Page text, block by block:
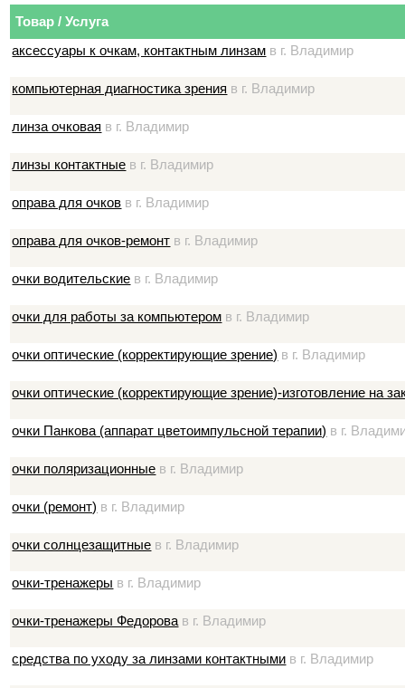
Товар / Услуга
аксессуары к очкам, контактным линзам в г. Владимир
компьютерная диагностика зрения в г. Владимир
линза очковая в г. Владимир
линзы контактные в г. Владимир
оправа для очков в г. Владимир
оправа для очков-ремонт в г. Владимир
очки водительские в г. Владимир
очки для работы за компьютером в г. Владимир
очки оптические (корректирующие зрение) в г. Владимир
очки оптические (корректирующие зрение)-изготовление на
очки Панкова (аппарат цветоимпульсной терапии) в г.
очки поляризационные в г. Владимир
очки (ремонт) в г. Владимир
очки солнцезащитные в г. Владимир
очки-тренажеры в г. Владимир
очки-тренажеры Федорова в г. Владимир
средства по уходу за линзами контактными в г. Владимир